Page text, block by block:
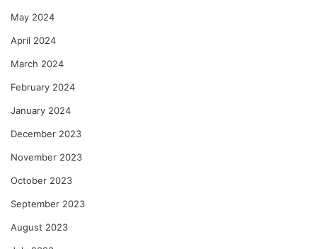
May 2024
April 2024
March 2024
February 2024
January 2024
December 2023
November 2023
October 2023
September 2023
August 2023